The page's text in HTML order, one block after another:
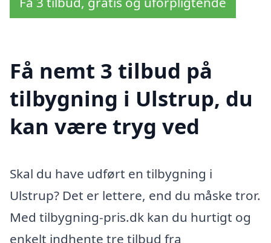
Få nemt 3 tilbud på
tilbygning i Ulstrup, du
kan være tryg ved
Skal du have udført en tilbygning i
Ulstrup? Det er lettere, end du måske tror.
Med tilbygning-pris.dk kan du hurtigt og
enkelt indhente tre tilbud fra